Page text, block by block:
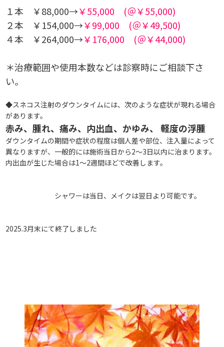
１本 ￥88,000→￥55,000 (＠￥55,000)
２本 ￥154,000→￥99,000 (＠￥49,500)
４本 ￥264,000→￥176,000 (＠￥44,000)
＊治療範囲や使用本数などは診察時にご相談下さ
い。
◆スネコス注射のダウンタイムには、次のような症状が現れる場合
があります。
赤み、腫れ、痛み、内出血、かゆみ、 軽度の浮腫
ダウンタイムの期間や症状の程度は個人差や部位、注入量によって
異なりますが、一般的には施術当日から2～3日以内に治まります。
内出血が生じた場合は1～2週間ほどで改善します。
シャワーは当日、メイクは翌日より可能です。
2025.3月末にて終了しました